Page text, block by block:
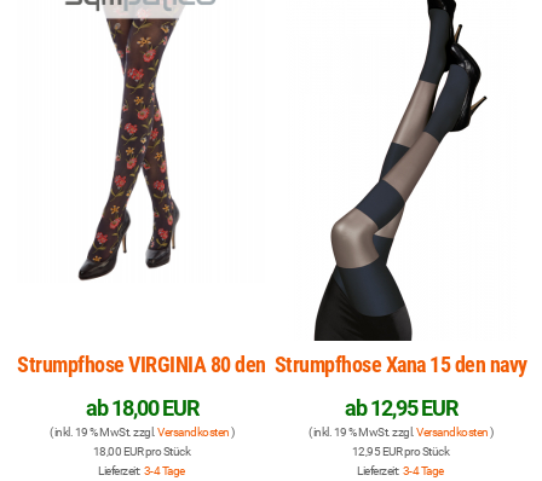
Strumpfhose VIRGINIA 80 den
ab18,00 EUR
( inkl. 19 % MwSt. zzgl. Versandkosten)
18,00 EUR pro Stück
Lieferzeit: 3-4 Tage
Strumpfhose Xana 15 den navy
ab12,95 EUR
( inkl. 19 % MwSt. zzgl. Versandkosten)
12,95 EUR pro Stück
Lieferzeit: 3-4 Tage